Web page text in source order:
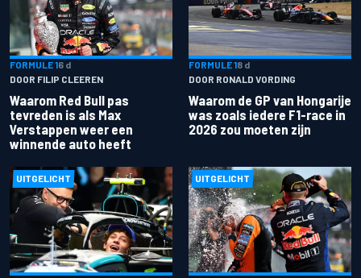
FORMULE 16 d
DOOR FILIP CLEEREN
Waarom Red Bull pas
tevreden is als Max
Verstappen weer een
winnende auto heeft
FORMULE 18 d
DOOR RONALD VORDING
Waarom de GP van Hongarije
was zoals iedere F1-race in
2026 zou moeten zijn
UITGELICHT UITGELICHT